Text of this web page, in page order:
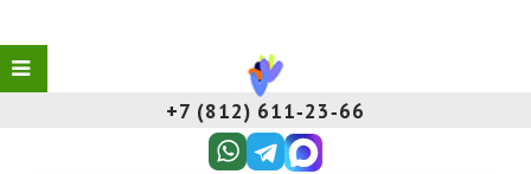
+7 (812) 611‑23‑66